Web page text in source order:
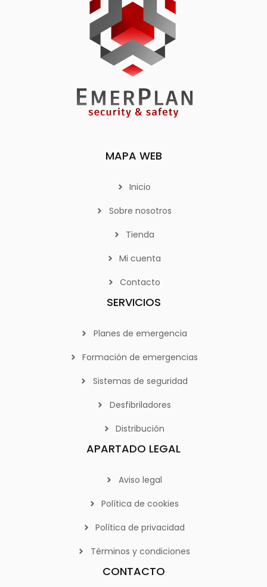
MAPA WEB
Inicio
Sobre nosotros
Tienda
Mi cuenta
Contacto
SERVICIOS
Planes de emergencia
Formación de emergencias
Sistemas de seguridad
Desfibriladores
Distribución
APARTADO LEGAL
Aviso legal
Política de cookies
Política de privacidad
Términos y condiciones
CONTACTO